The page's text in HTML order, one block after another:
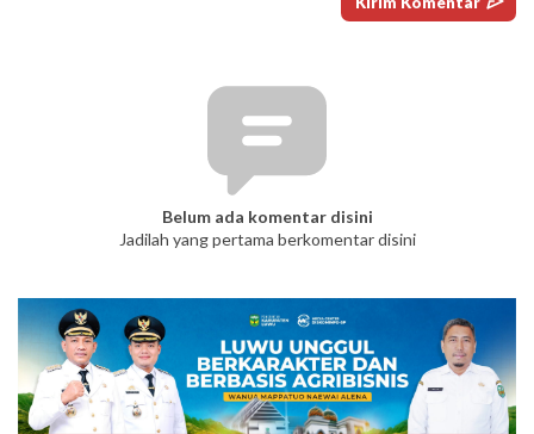
Belum ada komentar disini
Jadilah yang pertama berkomentar disini